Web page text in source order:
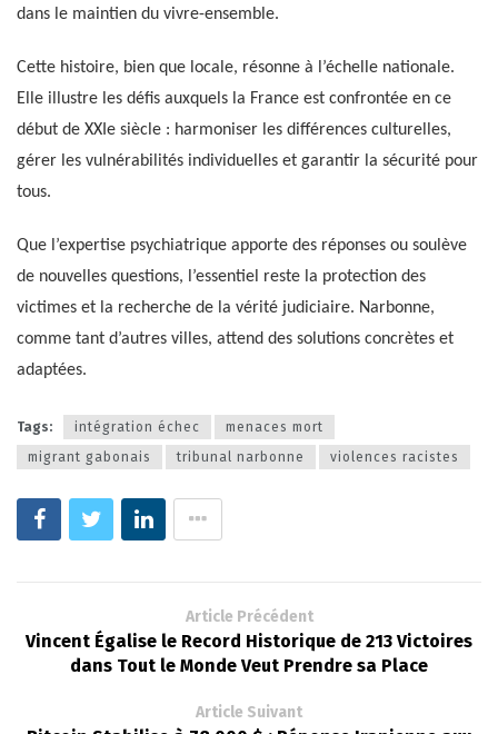
dans le maintien du vivre-ensemble.
Cette histoire, bien que locale, résonne à l’échelle nationale.
Elle illustre les défis auxquels la France est confrontée en ce
début de XXIe siècle : harmoniser les différences culturelles,
gérer les vulnérabilités individuelles et garantir la sécurité pour
tous.
Que l’expertise psychiatrique apporte des réponses ou soulève
de nouvelles questions, l’essentiel reste la protection des
victimes et la recherche de la vérité judiciaire. Narbonne,
comme tant d’autres villes, attend des solutions concrètes et
adaptées.
Tags: intégration échec
menaces mort
migrant gabonais
tribunal narbonne violences racistes
Article Précédent
Vincent Égalise le Record Historique de 213 Victoires
dans Tout le Monde Veut Prendre sa Place
Article Suivant